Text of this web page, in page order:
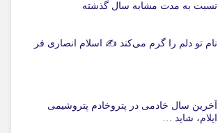
نسبت به مدت مشابه سال گذشته
نام تو دلم را گرم می‌کند ✍️ اسلام انصاری فر
آخرین سال خادمی در پتروخادم پتروشیمی
ایلام، شاید …